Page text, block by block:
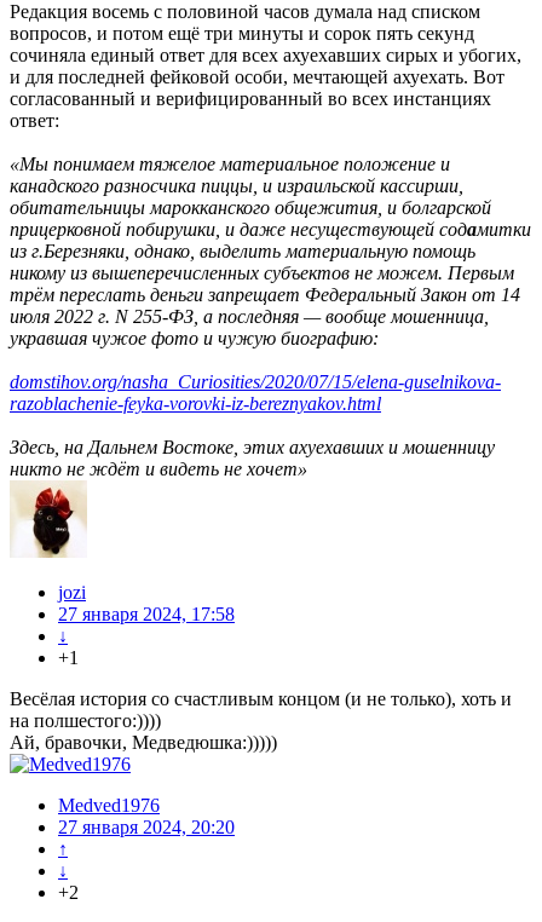
Редакция восемь с половиной часов думала над списком
вопросов, и потом ещё три минуты и сорок пять секунд
сочиняла единый ответ для всех ахуехавших сирых и убогих,
и для последней фейковой особи, мечтающей ахуехать. Вот
согласованный и верифицированный во всех инстанциях
ответ:
«Мы понимаем тяжелое материальное положение и
канадского разносчика пиццы, и израильской кассирши,
обитательницы марокканского общежития, и болгарской
прицерковной побирушки, и даже несуществующей содамитки
из г.Березняки, однако, выделить материальную помощь
никому из вышеперечисленных субъектов не можем. Первым
трём переслать деньги запрещает Федеральный Закон от 14
июля 2022 г. N 255-ФЗ, а последняя — вообще мошенница,
укравшая чужое фото и чужую биографию:
domstihov.org/nasha_Curiosities/2020/07/15/elena-guselnikova-
razoblachenie-feyka-vorovki-iz-bereznyakov.html
Здесь, на Дальнем Востоке, этих ахуехавших и мошенницу
никто не ждёт и видеть не хочет»
jozi
27 января 2024, 17:58
↓
+1
Весёлая история со счастливым концом (и не только), хоть и
на полшестого:))))
Ай, бравочки, Медведюшка:)))))
Medved1976
27 января 2024, 20:20
↑
↓
+2